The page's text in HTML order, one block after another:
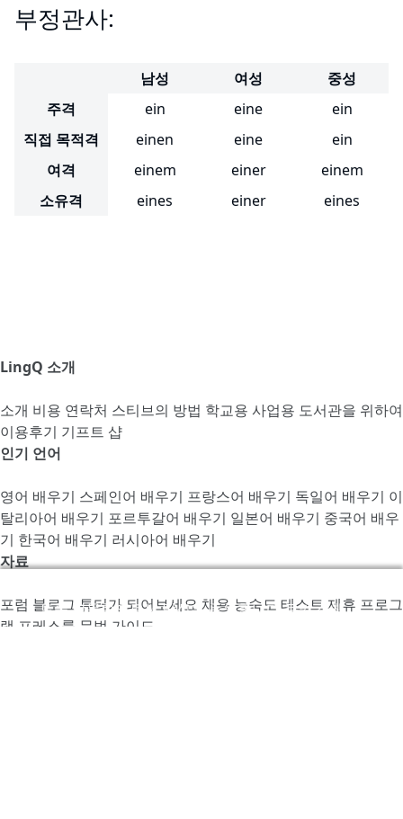
트를 방문함으로써 당신은 동의합니다쿠키 정책.
부정관사:
남성 여성
중성
주격
ein eine
ein
직접 목적격
einen eine
ein
여격
einem einer
einem
소유격
eines einer eines
LingQ 소개
소개 비용 연락처 스티브의 방법 학교용 사업용 도서관을 위하여
이용후기 기프트 샵
인기 언어
영어 배우기 스페인어 배우기 프랑스어 배우기 독일어 배우기 이
탈리아어 배우기 포르투갈어 배우기 일본어 배우기 중국어 배우
기 한국어 배우기 러시아어 배우기
자료
포럼 블로그 튜터가 되어보세요 채용 능숙도 테스트 제휴 프로그
램 프레스룸 문법 가이드